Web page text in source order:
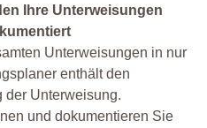
Ihre Unterweisungen
Unterweisungen in nur
enthält den
der Unterweisung.
und dokumentieren Sie